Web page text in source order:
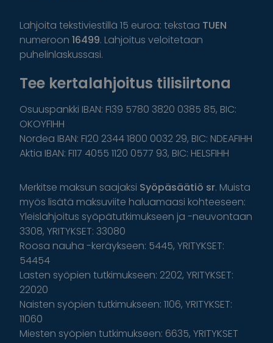
Lahjoita tekstiviestillä 15 euroa: tekstaa TUEN
numeroon 16499. Lahjoitus veloitetaan
puhelinlaskussasi.
Tee kertalahjoitus tilisiirtona
Osuuspankki IBAN: FI39 5780 3820 0385 85, BIC:
OKOYFIHH
Nordea IBAN: FI20 2344 1800 0032 29, BIC: NDEAFIHH
Aktia IBAN: FI17 4055 1120 0577 93, BIC: HELSFIHH
Merkitse maksun saajaksi Syöpäsäätiö sr. Muista
myös lisätä maksuviite haluamaasi kohteeseen:
Yleislahjoitus syöpätutkimukseen ja -neuvontaan
3308, YRITYKSET: 33080
Roosa nauha -keräykseen: 5445, YRITYKSET:
54454
Lasten syöpien tutkimukseen: 2202, YRITYKSET:
22020
Naisten syöpien tutkimukseen: 1106, YRITYKSET:
11060
Miesten syöpien tutkimukseen: 6635, YRITYKSET